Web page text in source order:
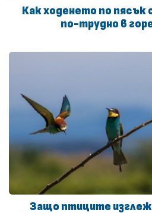
Как ходенето по
по-трудно в
Защо птиците